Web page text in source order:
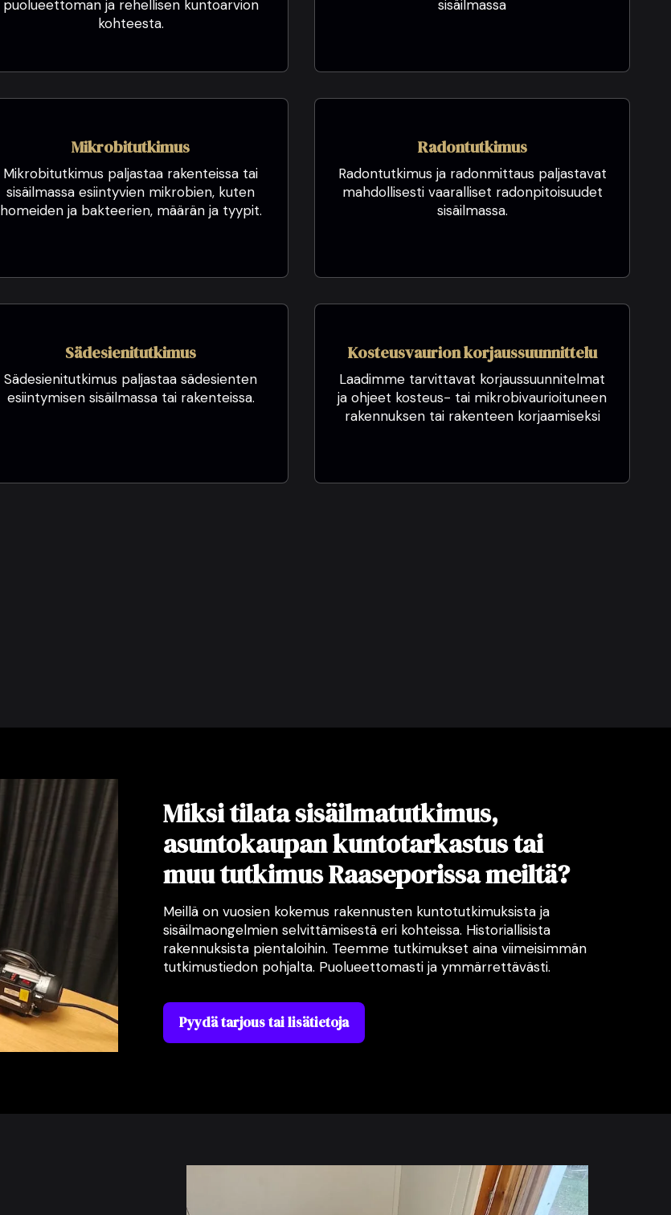
puolueettoman ja rehellisen kuntoarvion
kohteesta.
sisäilmassa
Mikrobitutkimus
Mikrobitutkimus paljastaa rakenteissa tai
sisäilmassa esiintyvien mikrobien, kuten
homeiden ja bakteerien, määrän ja tyypit.
Radontutkimus
Radontutkimus ja radonmittaus paljastavat
mahdollisesti vaaralliset radonpitoisuudet
sisäilmassa.
Sädesienitutkimus
Sädesienitutkimus paljastaa sädesienten
esiintymisen sisäilmassa tai rakenteissa.
Kosteusvaurion korjaussuunnittelu
Laadimme tarvittavat korjaussuunnitelmat
ja ohjeet kosteus- tai mikrobivaurioituneen
rakennuksen tai rakenteen korjaamiseksi
Miksi tilata sisäilmatutkimus,
asuntokaupan kuntotarkastus tai
muu tutkimus Raaseporissa meiltä?
Meillä on vuosien kokemus rakennusten kuntotutkimuksista ja
sisäilmaongelmien selvittämisestä eri kohteissa. Historiallisista
rakennuksista pientaloihin. Teemme tutkimukset aina viimeisimmän
tutkimustiedon pohjalta. Puolueettomasti ja ymmärrettävästi.
Pyydä tarjous tai lisätietoja